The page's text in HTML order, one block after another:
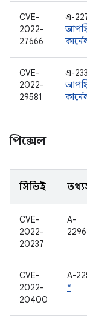
CVE-
2022-
27666
এ-
CVE-
2022-
29581
এ-
পিক্সেল
সিভিই
CVE-
2022-
20237
A-
CVE-
2022-
20400
A-
*